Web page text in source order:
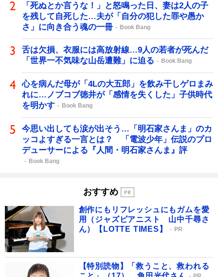
「死ぬとか言うな！」と怒鳴った日、妻は2人の子
を残して自死した…夫が「自分の犯した罪や愚か
さ」に向き合う魂の一冊
Book Bang
舌は欠損、衣服には高放射線…9人の若者が死んだ
「世界一不気味な山岳遭難」に迫る
Book Bang
心を病んだ母が「4Lの大五郎」を飲み干しゲロまみ
れに…ノブコブ徳井が「感情を失くした」子供時代
を明かす
Book Bang
今思い出しても涙が出そう…「明石家さんま」のカ
ッコよすぎる一言とは？ 「電波少年」伝説のプロ
デューサーによる『人間・明石家さんま』評
Book Bang
おすすめ
創作にもリフレッシュにもガムを愛
用（ジャズピアニスト 山中千尋さ
ん）【LOTTE TIMES】
PR
【特別読物】「救うこと、救われる